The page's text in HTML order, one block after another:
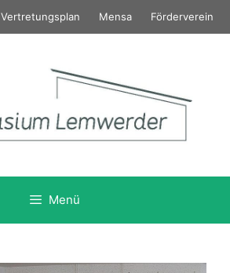
Vertretungsplan Mensa Förderverein
Menü